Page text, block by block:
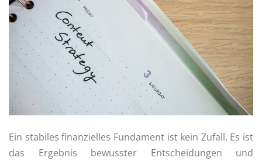
Ein stabiles finanzielles Fundament ist kein Zufall. Es ist
das Ergebnis bewusster Entscheidungen und